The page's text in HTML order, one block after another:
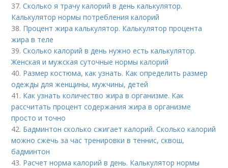
37.Сколько я трачу калорий в день калькулятор.
Калькулятор нормы потребления калорий
38. Процент жира калькулятор. Калькулятор процента
жира в теле
39.Сколько калорий в день нужно есть калькулятор.
Женская и мужская суточные нормы калорий
40. Размер костюма, как узнать. Как определить размер
одежды для женщины, мужчины, детей
41. Как узнать количество жира в организме. Как
рассчитать процент содержания жира в организме
просто и точно
42. Бадминтон сколько сжигает калорий. Сколько калорий
можно сжечь за час тренировки в теннис, сквош,
бадминтон
43. Расчет норма калорий в день. Калькулятор нормы